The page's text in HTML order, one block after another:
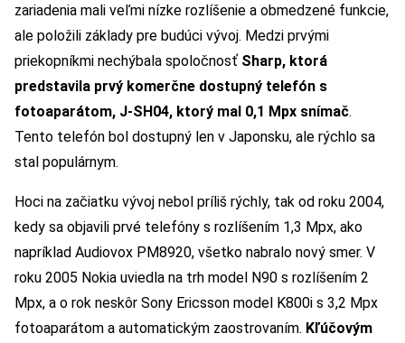
zariadenia mali veľmi nízke rozlíšenie a obmedzené funkcie,
ale položili základy pre budúci vývoj. Medzi prvými
priekopníkmi nechýbala spoločnosť Sharp, ktorá
predstavila prvý komerčne dostupný telefón s
fotoaparátom, J-SH04, ktorý mal 0,1 Mpx snímač.
Tento telefón bol dostupný len v Japonsku, ale rýchlo sa
stal populárnym.
Hoci na začiatku vývoj nebol príliš rýchly, tak od roku 2004,
kedy sa objavili prvé telefóny s rozlíšením 1,3 Mpx, ako
napríklad Audiovox PM8920, všetko nabralo nový smer. V
roku 2005 Nokia uviedla na trh model N90 s rozlíšením 2
Mpx, a o rok neskôr Sony Ericsson model K800i s 3,2 Mpx
fotoaparátom a automatickým zaostrovaním. Kľúčovým